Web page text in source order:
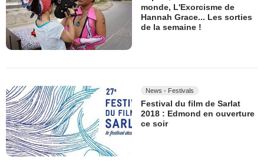
monde, L'Exorcisme de
Hannah Grace... Les sorties
de la semaine !
News - Festivals
Festival du film de Sarlat
2018 : Edmond en ouverture
ce soir